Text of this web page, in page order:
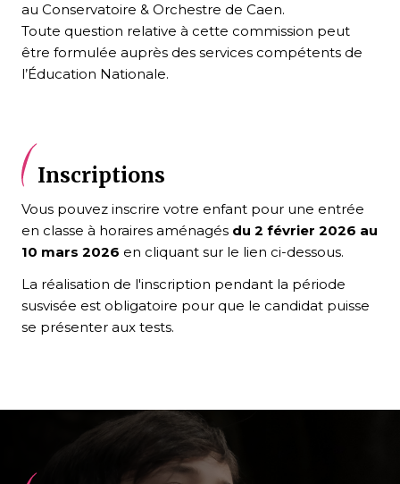
au Conservatoire & Orchestre de Caen.
Toute question relative à cette commission peut
être formulée auprès des services compétents de
l’Éducation Nationale.
Inscriptions
Vous pouvez inscrire votre enfant pour une entrée
en classe à horaires aménagés du 2 février 2026 au
10 mars 2026 en cliquant sur le lien ci-dessous.
La réalisation de l'inscription pendant la période
susvisée est obligatoire pour que le candidat puisse
se présenter aux tests.